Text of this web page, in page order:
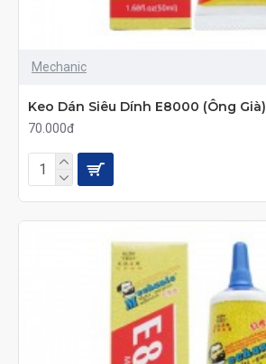
Mechanic
Keo Dán Siêu Dính E8000 (Ông Già)
70.000đ